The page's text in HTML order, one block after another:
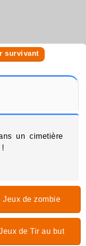
survivant
un cimetière
Jeux de zombie
de Tir au but